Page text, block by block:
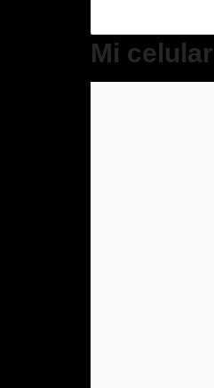
Mi celular